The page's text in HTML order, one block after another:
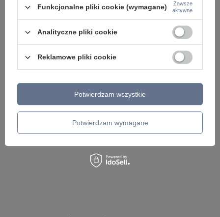
korytarza DENIA
99,00 zł /
Funkcjonalne pliki cookie (wymagane)
Zawsze
aktywne
Analityczne pliki cookie
Reklamowe pliki cookie
Potwierdzam wymagane
Potwierdzam wszystkie